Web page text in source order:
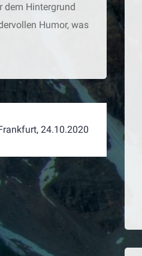
dem Hintergrund
Humor, was
24.10.2020